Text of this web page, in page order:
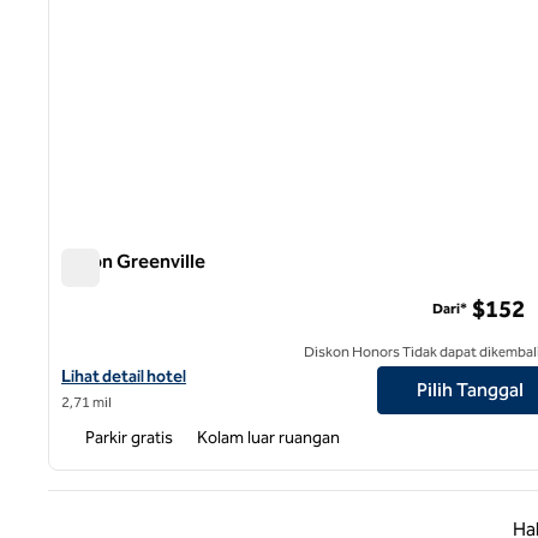
Hilton Greenville
Lihat detail hotel untuk Hilton Greenville
Lihat detail hotel
2,71 mil
Dari* $152
Diskon Honors Tidak dapat
Pilih Tanggal
Parkir gratis Kolam luar ruangan